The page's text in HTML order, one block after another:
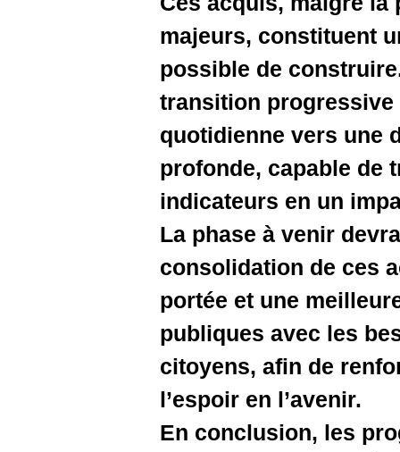
majeurs,
possible
transition
La phase
portée et
citoyens,
l’espoir
En